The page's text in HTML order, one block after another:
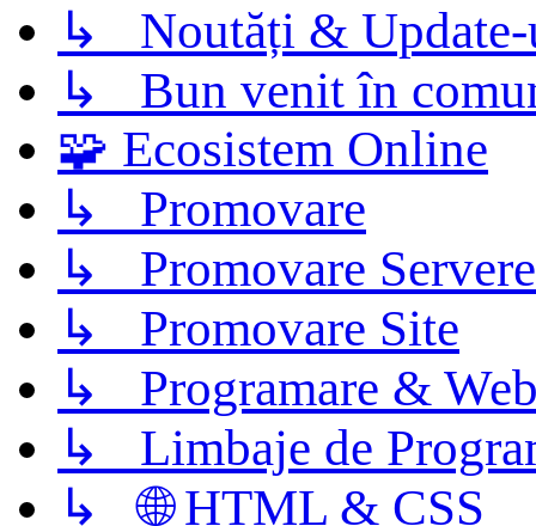
↳ Noutăți &
↳ Bun venit în
🧩 Ecosistem Online
↳ Promovare
↳ Promovare Servere
↳ Promovare Site
↳ Programare &
↳ Limbaje de
↳ 🌐 HTML & CSS